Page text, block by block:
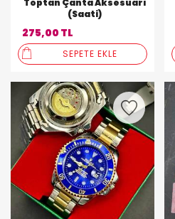
Toptan Çanta Aksesuarı
(Saati)
275,00 TL
SEPETE EKLE